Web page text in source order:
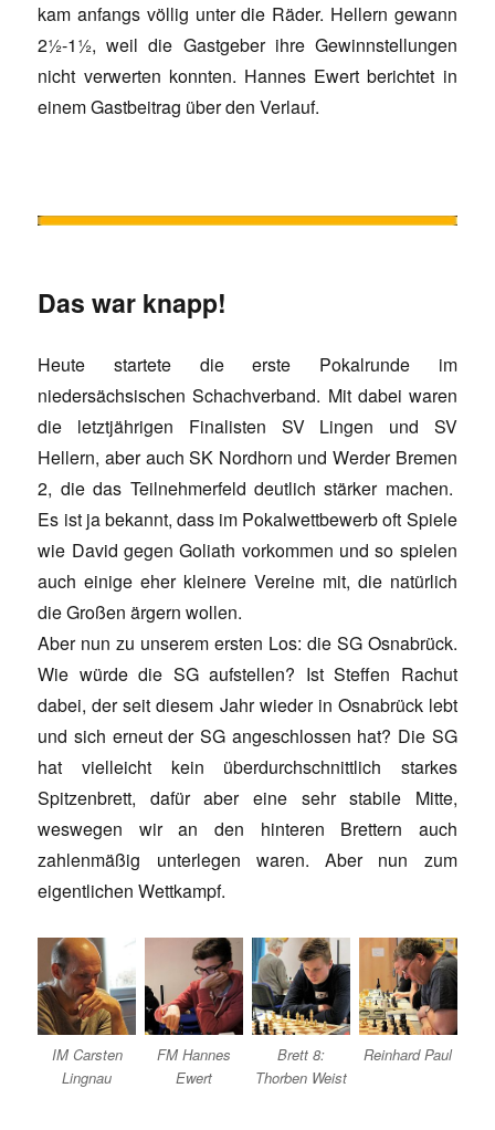
kam anfangs völlig unter die Räder. Hellern gewann
2½-1½, weil die Gastgeber ihre Gewinnstellungen
nicht verwerten konnten. Hannes Ewert berichtet in
einem Gastbeitrag über den Verlauf.
Das war knapp!
Heute startete die erste Pokalrunde im
niedersächsischen Schachverband. Mit dabei waren
die letztjährigen Finalisten SV Lingen und SV
Hellern, aber auch SK Nordhorn und Werder Bremen
2, die das Teilnehmerfeld deutlich stärker machen.
Es ist ja bekannt, dass im Pokalwettbewerb oft Spiele
wie David gegen Goliath vorkommen und so spielen
auch einige eher kleinere Vereine mit, die natürlich
die Großen ärgern wollen.
Aber nun zu unserem ersten Los: die SG Osnabrück.
Wie würde die SG aufstellen? Ist Steffen Rachut
dabei, der seit diesem Jahr wieder in Osnabrück lebt
und sich erneut der SG angeschlossen hat? Die SG
hat vielleicht kein überdurchschnittlich starkes
Spitzenbrett, dafür aber eine sehr stabile Mitte,
weswegen wir an den hinteren Brettern auch
zahlenmäßig unterlegen waren. Aber nun zum
eigentlichen Wettkampf.
IM Carsten
Lingnau
FM Hannes
Ewert
Brett 8:
Thorben Weist
Reinhard Paul